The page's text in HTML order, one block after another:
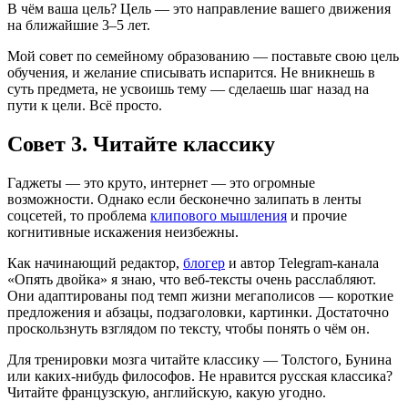
В чём ваша цель? Цель — это направление вашего движения
на ближайшие 3–5 лет.
Мой совет по семейному образованию — поставьте свою цель
обучения, и желание списывать испарится. Не вникнешь в
суть предмета, не усвоишь тему — сделаешь шаг назад на
пути к цели. Всё просто.
Совет 3. Читайте классику
Гаджеты — это круто, интернет — это огромные
возможности. Однако если бесконечно залипать в ленты
соцсетей, то проблема клипового мышления и прочие
когнитивные искажения неизбежны.
Как начинающий редактор, блогер и автор Telegram-канала
«Опять двойка» я знаю, что веб-тексты очень расслабляют.
Они адаптированы под темп жизни мегаполисов — короткие
предложения и абзацы, подзаголовки, картинки. Достаточно
проскользнуть взглядом по тексту, чтобы понять о чём он.
Для тренировки мозга читайте классику — Толстого, Бунина
или каких-нибудь философов. Не нравится русская классика?
Читайте французскую, английскую, какую угодно.